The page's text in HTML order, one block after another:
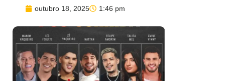
outubro 18, 2025 1:46 pm